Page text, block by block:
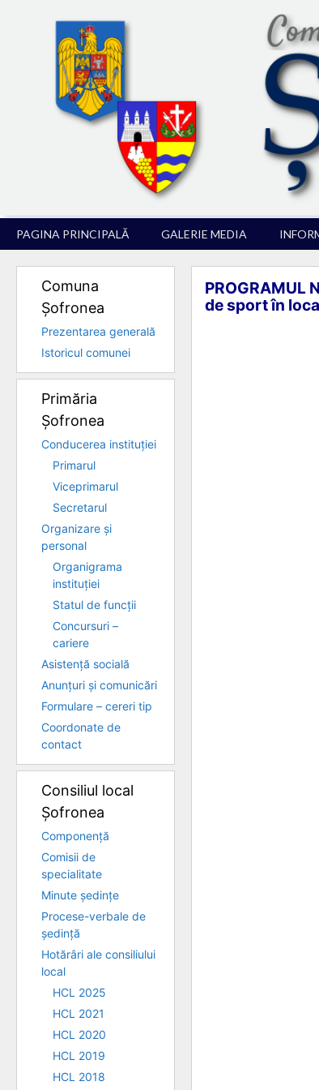
PAGINA PRINCIPALĂ GALERIE MEDIA
PROGRAMUL
de sport în
Comuna
Șofronea
Prezentarea generală
Istoricul comunei
Primăria
Șofronea
Conducerea instituției
Primarul
Viceprimarul
Secretarul
Organizare și
personal
Organigrama
instituției
Statul de funcții
Concursuri –
cariere
Asistență socială
Anunțuri și comunicări
Formulare – cereri tip
Coordonate de
contact
Consiliul local
Șofronea
Componență
Comisii de
specialitate
Minute ședințe
Procese-verbale de
ședință
Hotărâri ale consiliului
local
HCL 2025
HCL 2021
HCL 2020
HCL 2019
HCL 2018